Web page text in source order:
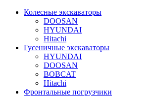
Колесные экскаваторы
DOOSAN
HYUNDAI
Hitachi
Гусеничные экскаваторы
HYUNDAI
DOOSAN
BOBCAT
Hitachi
Фронтальные погрузчики